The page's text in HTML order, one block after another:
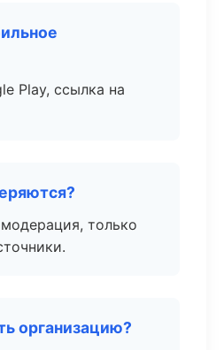
Play, ссылка на
только
организацию?